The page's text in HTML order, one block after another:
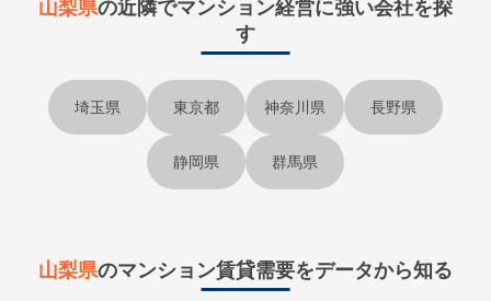
山梨県の近隣でマンション経営に強い会社を探
す
埼玉県 東京都 神奈川県 長野県
静岡県 群馬県
山梨県のマンション賃貸需要をデータから知る